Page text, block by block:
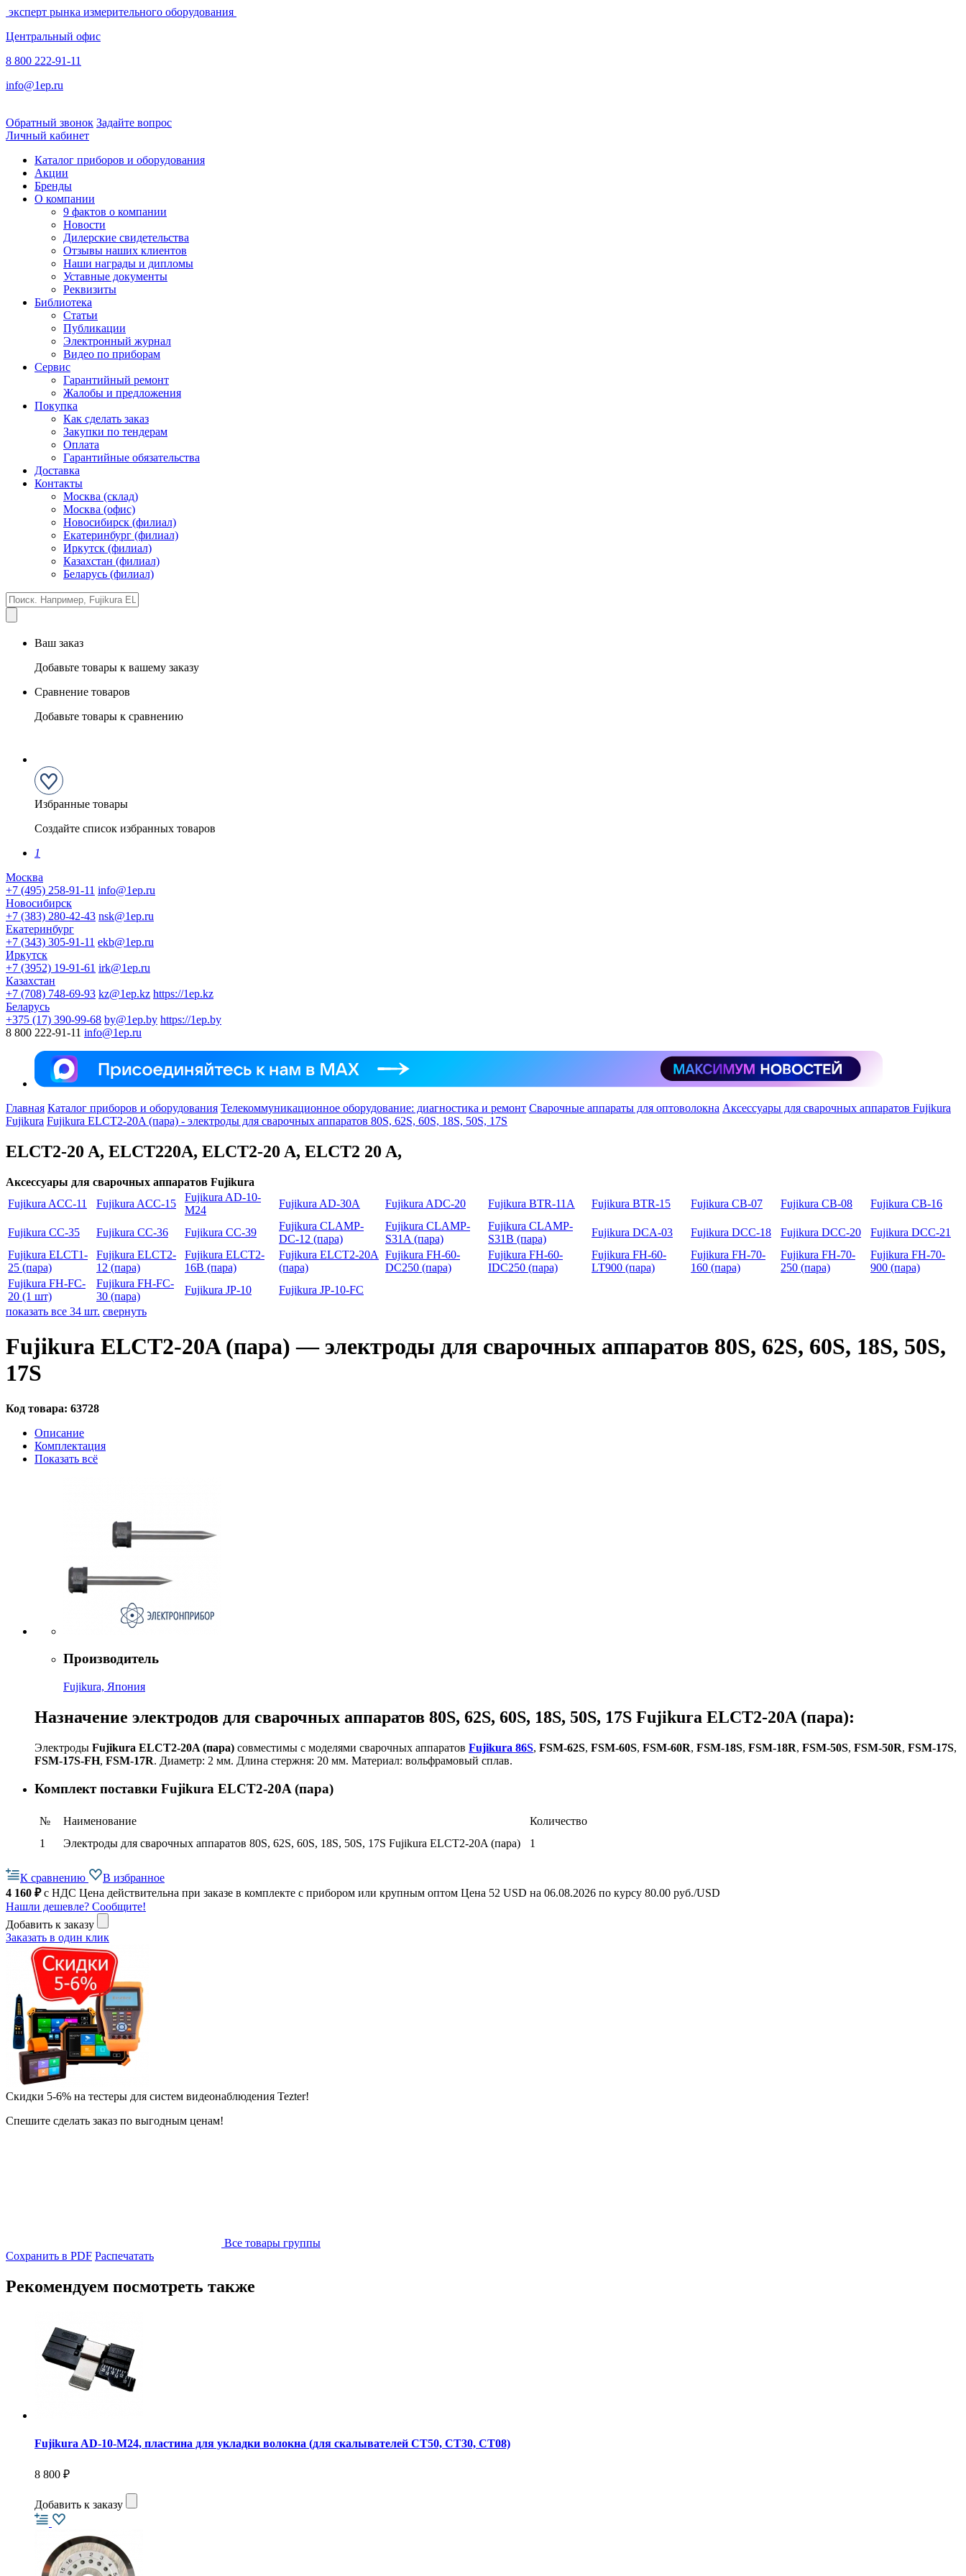
эксперт рынка измерительного оборудования
Центральный офис
8 800 222-91-11
info@1ep.ru
Обратный звонок Задайте вопрос
Личный кабинет
Каталог приборов и оборудования
Акции
Бренды
О компании
9 фактов о компании
Новости
Дилерские свидетельства
Отзывы наших клиентов
Наши награды и дипломы
Уставные документы
Реквизиты
Библиотека
Статьи
Публикации
Электронный журнал
Видео по приборам
Сервис
Гарантийный ремонт
Жалобы и предложения
Покупка
Как сделать заказ
Закупки по тендерам
Оплата
Гарантийные обязательства
Доставка
Контакты
Москва (склад)
Москва (офис)
Новосибирск (филиал)
Екатеринбург (филиал)
Иркутск (филиал)
Казахстан (филиал)
Беларусь (филиал)
Ваш заказ
Добавьте товары к вашему заказу
Сравнение товаров
Добавьте товары к сравнению
Избранные товары
Создайте список избранных товаров
1
Москва
+7 (495) 258-91-11 info@1ep.ru
Новосибирск
+7 (383) 280-42-43 nsk@1ep.ru
Екатеринбург
+7 (343) 305-91-11 ekb@1ep.ru
Иркутск
+7 (3952) 19-91-61 irk@1ep.ru
Казахстан
+7 (708) 748-69-93 kz@1ep.kz https://1ep.kz
Беларусь
+375 (17) 390-99-68 by@1ep.by https://1ep.by
8 800 222-91-11 info@1ep.ru
Главная Каталог приборов и оборудования Телекоммуникационное оборудование: диагностика и ремонт Сварочные аппараты для оптоволокна Аксессуары для сварочных аппаратов Fujikura
Fujikura Fujikura ELCT2-20A (пара) - электроды для сварочных аппаратов 80S, 62S, 60S, 18S, 50S, 17S
ELCT2-20 A, ELCT220A, ELCT2-20 A, ELCT2 20 A,
Аксессуары для сварочных аппаратов Fujikura
Fujikura ACC-11
Fujikura ACC-15
Fujikura AD-10-
M24
Fujikura AD-30A Fujikura ADC-20 Fujikura BTR-11A Fujikura BTR-15 Fujikura CB-07 Fujikura CB-08 Fujikura CB-16
Fujikura CC-35 Fujikura CC-36 Fujikura CC-39
Fujikura CLAMP-
DC-12 (пара)
Fujikura CLAMP-
S31A (пара)
Fujikura CLAMP-
S31B (пара)
Fujikura DCA-03 Fujikura DCC-18 Fujikura DCC-20
Fujikura DCC-21
Fujikura ELCT1-
25 (пара)
Fujikura ELCT2-
12 (пара)
Fujikura ELCT2-
16B (пара)
Fujikura ELCT2-20A
(пара)
Fujikura FH-60-
DC250 (пара)
Fujikura FH-60-
IDC250 (пара)
Fujikura FH-60-
LT900 (пара)
Fujikura FH-70-
160 (пара)
Fujikura FH-70-
250 (пара)
Fujikura FH-70-
900 (пара)
Fujikura FH-FC-
20 (1 шт)
Fujikura FH-FC-
30 (пара)
Fujikura JP-10
Fujikura JP-10-FC
показать все 34 шт. свернуть
Fujikura ELCT2-20A (пара) — электроды для сварочных аппаратов 80S, 62S, 60S, 18S, 50S,
17S
Код товара: 63728
Описание
Комплектация
Показать всё
Производитель
Fujikura, Япония
Назначение электродов для сварочных аппаратов 80S, 62S, 60S, 18S, 50S, 17S Fujikura ELCT2-20A (пара):
Электроды Fujikura ELCT2-20A (пара) совместимы с моделями сварочных аппаратов Fujikura 86S, FSM-62S, FSM-60S, FSM-60R, FSM-18S, FSM-18R, FSM-50S, FSM-50R, FSM-17S,
FSM-17S-FH, FSM-17R. Диаметр: 2 мм. Длина стержня: 20 мм. Материал: вольфрамовый сплав.
Комплект поставки Fujikura ELCT2-20A (пара)
№ Наименование
Количество
1
Электроды для сварочных аппаратов 80S, 62S, 60S, 18S, 50S, 17S Fujikura ELCT2-20A (пара) 1
К сравнению
В избранное
4 160 ₽с НДС Цена действительна при заказе в комплекте с прибором или крупным оптом Цена 52 USD на 06.08.2026 по курсу 80.00 руб./USD
Нашли дешевле? Сообщите!
Добавить к заказу
Заказать в один клик
Скидки 5-6% на тестеры для систем видеонаблюдения Tezter!
Спешите сделать заказ по выгодным ценам!
Все товары группы
Сохранить в PDF Распечатать
Рекомендуем посмотреть также
Fujikura AD-10-M24, пластина для укладки волокна (для скалывателей CT50, CT30, CT08)
8 800 ₽
Добавить к заказу